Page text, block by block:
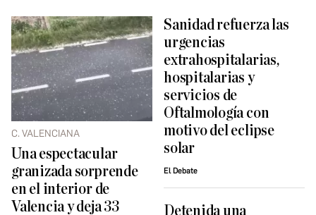
C. VALENCIANA
Una espectacular
granizada sorprende
en el interior de
Valencia y deja 33
Sanidad refuerza las
urgencias
extrahospitalarias,
hospitalarias y
servicios de
Oftalmología con
motivo del eclipse
solar
El Debate
Detenida una